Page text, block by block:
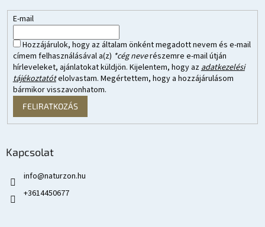
E-mail
Hozzájárulok, hogy az általam önként megadott nevem és e-mail
címem felhasználásával a(z) *cég neverészemre e-mail útján
hírleveleket, ajánlatokat küldjön. Kijelentem, hogy azadatkezelési
tájékoztatótelolvastam. Megértettem, hogy a hozzájárulásom
bármikor visszavonhatom.
FELIRATKOZÁS
Kapcsolat
info@naturzon.hu
+3614450677